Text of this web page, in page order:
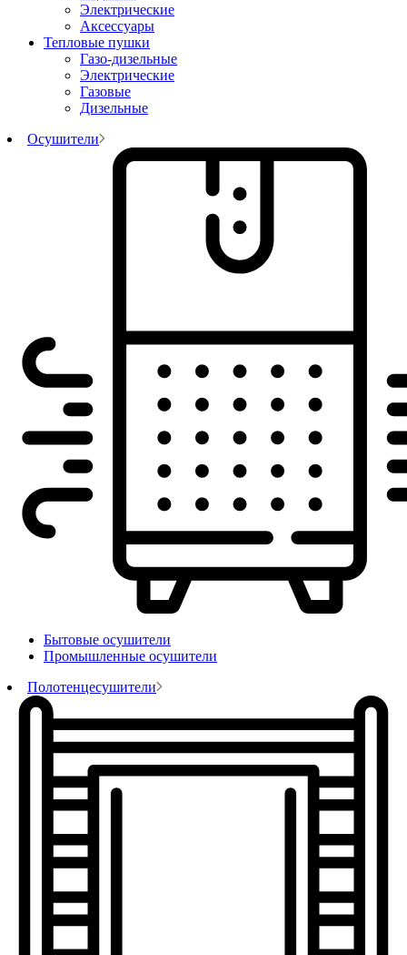
Электрические
Аксессуары
Тепловые пушки
Газо-дизельные
Электрические
Газовые
Дизельные
Осушители
Бытовые осушители
Промышленные осушители
Полотенцесушители